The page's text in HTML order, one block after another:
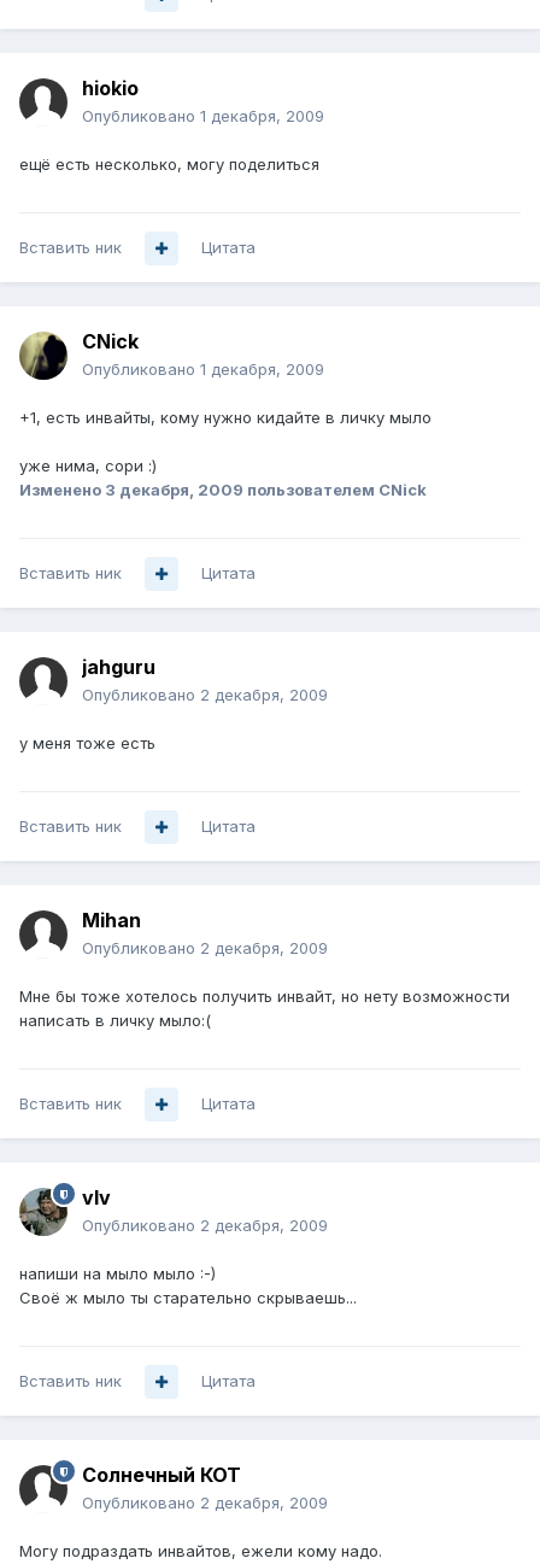
hiokio
Опубликовано 1 декабря, 2009
ещё есть несколько, могу поделиться
Вставить ник Цитата
CNick
Опубликовано 1 декабря, 2009
+1, есть инвайты, кому нужно кидайте в личку мыло
уже нима, сори :)
Изменено 3 декабря, 2009 пользователем CNick
Вставить ник Цитата
jahguru
Опубликовано 2 декабря, 2009
у меня тоже есть
Вставить ник Цитата
Mihan
Опубликовано 2 декабря, 2009
Мне бы тоже хотелось получить инвайт, но нету возможности
написать в личку мыло:(
Вставить ник Цитата
vIv
Опубликовано 2 декабря, 2009
напиши на мыло мыло :-)
Своё ж мыло ты старательно скрываешь...
Вставить ник Цитата
Солнечный КОТ
Опубликовано 2 декабря, 2009
Могу подраздать инвайтов, ежели кому надо.